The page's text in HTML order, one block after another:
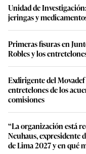
Unidad de
jeringas y
Primeras fisuras en
Robles y los
Exdirigente del
entretelones de los
comisiones
“La organización está
Neuhaus, expresidente
de Lima 2027 y en qué